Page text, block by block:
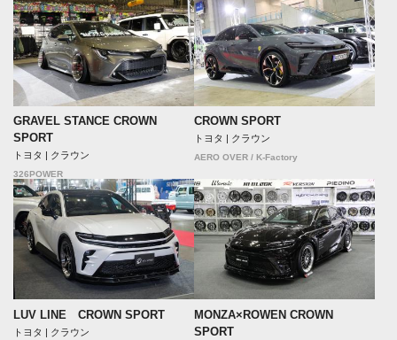
GRAVEL STANCE CROWN
SPORT
トヨタ | クラウン
326POWER
CROWN SPORT
トヨタ | クラウン
AERO OVER / K-Factory
LUV LINE CROWN SPORT
トヨタ | クラウン
MONZA×ROWEN CROWN
SPORT